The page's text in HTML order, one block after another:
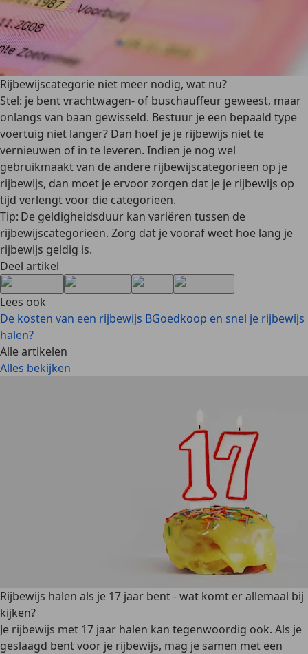
Rijbewijscategorie niet meer nodig, wat nu?
Stel: je bent vrachtwagen- of buschauffeur geweest, maar
onlangs van baan gewisseld. Bestuur je een bepaald type
voertuig niet langer? Dan hoef je je rijbewijs niet te
vernieuwen of in te leveren. Indien je nog wel
gebruikmaakt van de andere rijbewijscategorieën op je
rijbewijs, dan moet je ervoor zorgen dat je je rijbewijs op
tijd verlengt voor die categorieën.
Tip: De geldigheidsduur kan variëren tussen de
rijbewijscategorieën. Zorg dat je vooraf weet hoe lang je
rijbewijs geldig is.
Deel artikel
Lees ook
De kosten van een rijbewijs BGoedkoop en snel je rijbewijs
halen?
Alle artikelen
Alles bekijken
Rijbewijs halen als je 17 jaar bent - wat komt er allemaal bij
kijken?
Je rijbewijs met 17 jaar halen kan tegenwoordig ook. Als je
geslaagd bent voor je rijbewijs, mag je samen met een